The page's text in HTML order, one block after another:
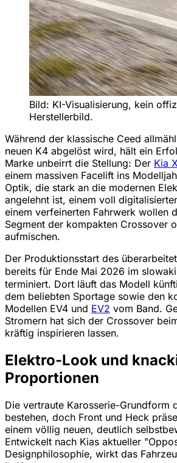
Bild: KI-Visualisierung, kein
Herstellerbild.
Während der klassische Ceed
neuen K4 abgelöst wird, hält ein
Marke unbeirrt die Stellung: Der Kia
einem massiven Facelift ins
Optik, die stark an die modernen
angelehnt ist, einem voll
einem verfeinerten Fahrwerk wollen
Segment der kompakten Crossover
aufmischen.
Der Produktionsstart des
bereits für Ende Mai 2026 im
terminiert. Dort läuft das Modell
dem beliebten Sportage sowie den
Modellen EV4 und EV2 vom Band.
Stromern hat sich der Crossover
kräftig inspirieren lassen.
Elektro-Look und
Proportionen
Die vertraute Karosserie-Grundform
bestehen, doch Front und Heck
einem völlig neuen, deutlich
Entwickelt nach Kias aktueller
Designphilosophie, wirkt das